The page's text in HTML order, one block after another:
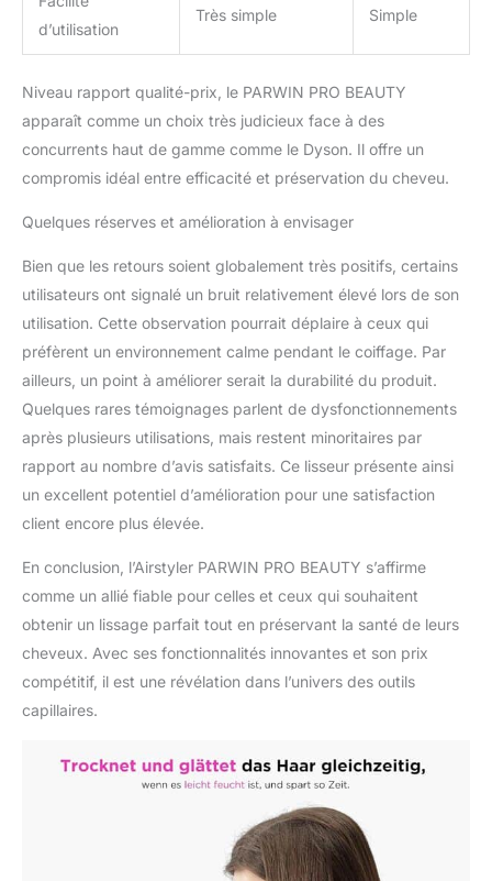
vous puissiez choisir la
fonction de votre type de
cheveux. Ainsi, vous
lisses et brillants à
chaque fois 200 millions
d'ions négatifs ＆
chaleur NTC - Grâce à la
négatifs, des ions
négatifs sont générés
lors du lissage, qui
pénètrent profondément
dans les cheveux pour
les protéger durablement
et les nourrir de
l'intérieur. Le contrôle
mesure la température
du flux d'air 100 fois par
les dommages causés
par une chaleur
excessive. Maintient vos
cheveux sans frisottis et
brillants Forme simple,
design intelligent - il
activer le flux d'air, puis
réduire automatiquement
le flux d'air à un niveau
inférieur. Équipé d'un
d’utilisation
Très simple Simple
Niveau rapport qualité-prix, le PARWIN PRO BEAUTY
apparaît comme un choix très judicieux face à des
concurrents haut de gamme comme le Dyson. Il offre un
compromis idéal entre efficacité et préservation du cheveu.
Quelques réserves et amélioration à envisager
Bien que les retours soient globalement très positifs, certains
utilisateurs ont signalé un bruit relativement élevé lors de son
utilisation. Cette observation pourrait déplaire à ceux qui
préfèrent un environnement calme pendant le coiffage. Par
ailleurs, un point à améliorer serait la durabilité du produit.
Quelques rares témoignages parlent de dysfonctionnements
après plusieurs utilisations, mais restent minoritaires par
rapport au nombre d’avis satisfaits. Ce lisseur présente ainsi
un excellent potentiel d’amélioration pour une satisfaction
client encore plus élevée.
En conclusion, l’Airstyler PARWIN PRO BEAUTY s’affirme
comme un allié fiable pour celles et ceux qui souhaitent
obtenir un lissage parfait tout en préservant la santé de leurs
cheveux. Avec ses fonctionnalités innovantes et son prix
compétitif, il est une révélation dans l’univers des outils
capillaires.